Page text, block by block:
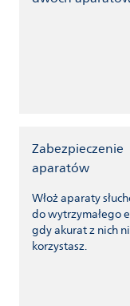
Zabezpieczenie
aparatów
Włoż aparaty
do wytrzymałego
gdy akurat z nich
korzystasz.